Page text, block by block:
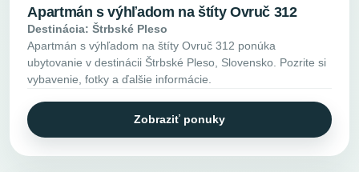
Apartmán s výhľadom na štíty Ovruč 312
Destinácia: Štrbské Pleso
Apartmán s výhľadom na štíty Ovruč 312 ponúka
ubytovanie v destinácii Štrbské Pleso, Slovensko. Pozrite si
vybavenie, fotky a ďalšie informácie.
Zobraziť ponuky